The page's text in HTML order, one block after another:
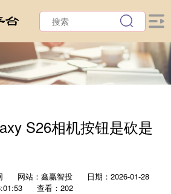
S26相机按钮是砍是
网站：鑫赢智投
日期：2026-01-28
查看：202